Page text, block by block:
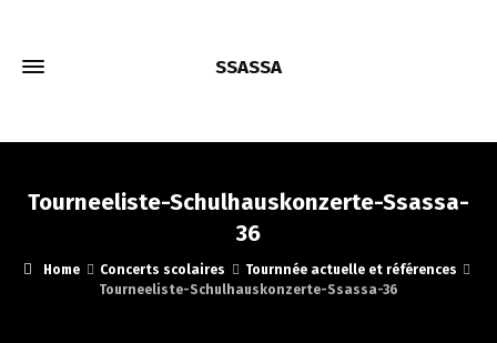
SSASSA
Tourneeliste-Schulhauskonzerte-Ssassa-
36
Home Concerts scolaires
Tournnée actuelle et références
Tourneeliste-Schulhauskonzerte-Ssassa-36